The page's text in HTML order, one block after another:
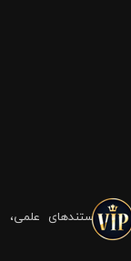
مستندهای علمی،